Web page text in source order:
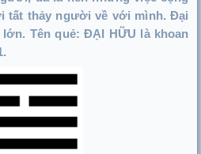
tất thảy người về với mình. Đại
Tên quẻ: ĐẠI HỮU là khoan